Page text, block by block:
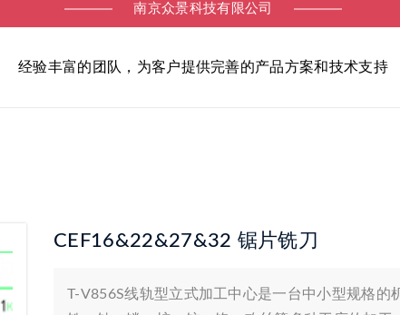
南京众景科技有限公司
经验丰富的团队，为客户提供完善的产品方案和技术支持
CEF16&22&27&32 锯片铣刀
T-V856S线轨型立式加工中心是一台中小型规格